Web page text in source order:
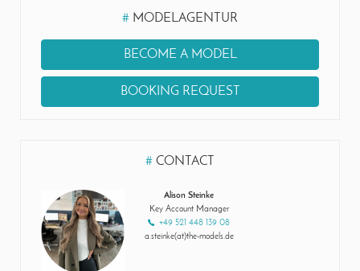
# MODELAGENTUR
BECOME A MODEL
BOOKING REQUEST
# CONTACT
Alison Steinke
Key Account Manager
+49 521 448 139 08
a.steinke(at)the-models.de